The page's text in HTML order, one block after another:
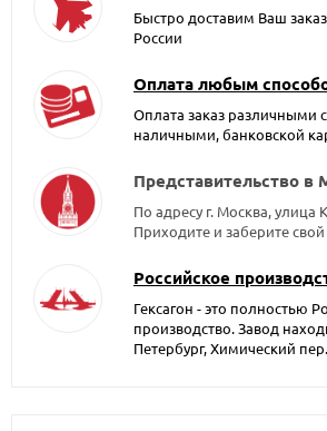
Быстро доставим Ваш
России
Оплата любым
Оплата заказ различными
наличными, банковской
Представительство в
По адресу г. Москва, улица
Приходите и заберите свой
Российское
Гексагон - это полностью
производство. Завод
Петербург, Химический